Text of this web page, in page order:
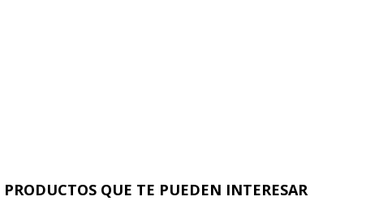
PRODUCTOS QUE TE PUEDEN INTERESAR